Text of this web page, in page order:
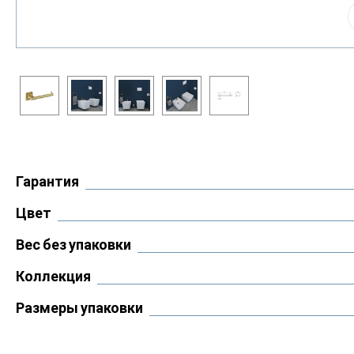
Гарантия
Цвет
Вес без упаковки
Коллекция
Размеры упаковки